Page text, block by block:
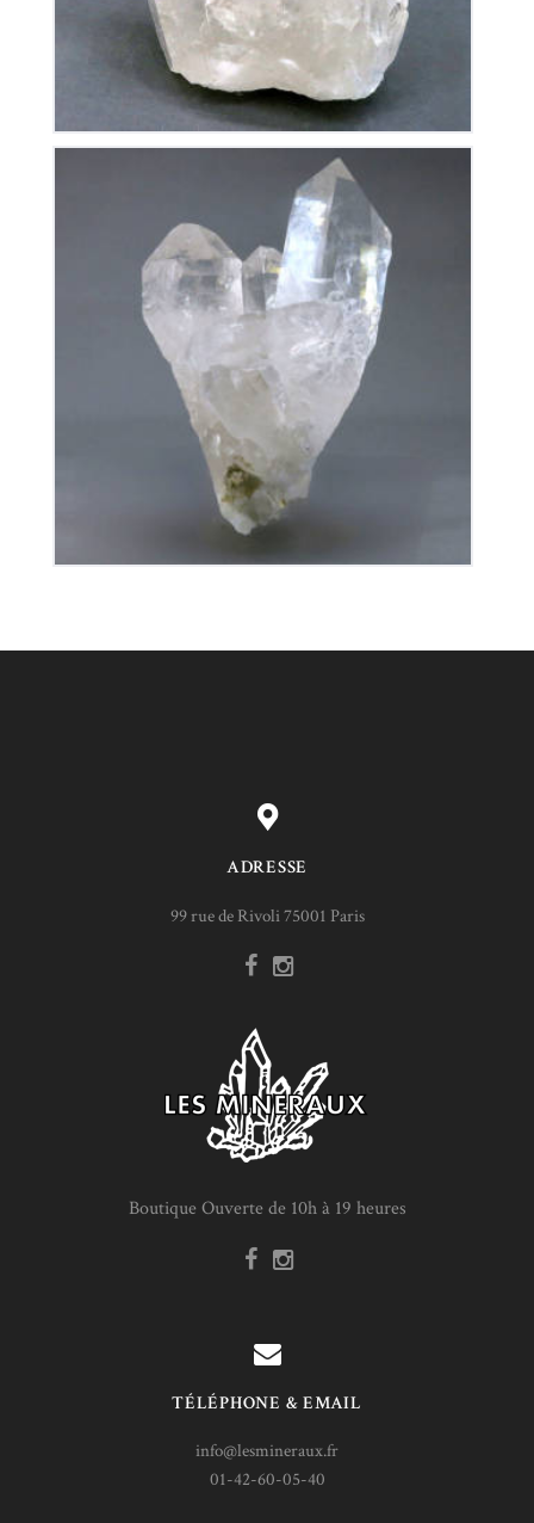
Cristal De Roche
145€
ADRESSE
99 rue de Rivoli 75001 Paris
Boutique Ouverte de 10h à 19 heures
TÉLÉPHONE & EMAIL
info@lesmineraux.fr
01-42-60-05-40